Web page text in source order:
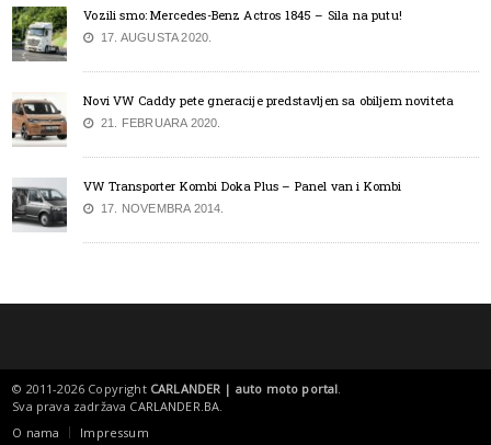
Vozili smo: Mercedes-Benz Actros 1845 – Sila na putu!
17. AUGUSTA 2020.
Novi VW Caddy pete gneracije predstavljen sa obiljem noviteta
21. FEBRUARA 2020.
VW Transporter Kombi Doka Plus – Panel van i Kombi
17. NOVEMBRA 2014.
© 2011-2026 Copyright CARLANDER | auto moto portal
Sva prava zadržava CARLANDER.BA
O nama
Impressum